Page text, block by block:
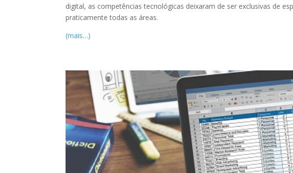
digital, as competências tecnológicas deixaram de ser exclusivas de
praticamente todas as áreas.
(mais…)